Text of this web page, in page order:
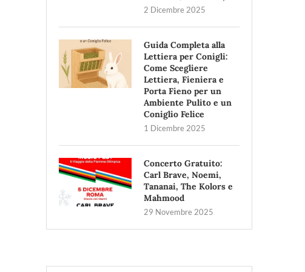
2 Dicembre 2025
Guida Completa alla
Lettiera per Conigli:
Come Scegliere
Lettiera, Fieniera e
Porta Fieno per un
Ambiente Pulito e un
Coniglio Felice
1 Dicembre 2025
Concerto Gratuito:
Carl Brave, Noemi,
Tananai, The Kolors e
Mahmood
29 Novembre 2025